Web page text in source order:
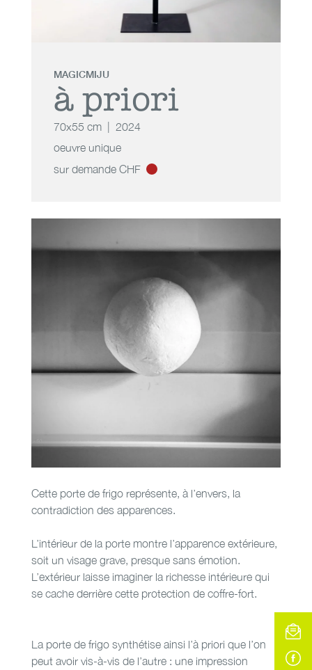
MAGICMIJU
à priori
70x55 cm
2024
oeuvre unique
sur demande CHF
à priori
Cette porte de frigo représente, à l’envers, la
contradiction des apparences.
L’intérieur de la porte montre l’apparence extérieure,
soit un visage grave, presque sans émotion.
L’extérieur laisse imaginer la richesse intérieure qui
se cache derrière cette protection de coffre-fort.
La porte de frigo synthétise ainsi l’à priori que l’on
peut avoir vis-à-vis de l’autre : une impression